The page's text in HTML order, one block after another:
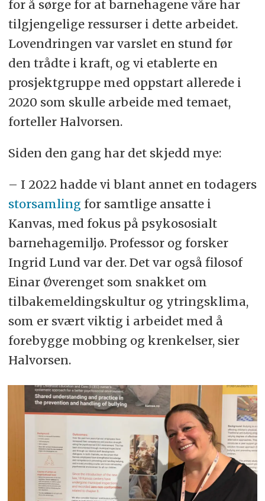
for å sørge for at barnehagene våre har
tilgjengelige ressurser i dette arbeidet.
Lovendringen var varslet en stund før
den trådte i kraft, og vi etablerte en
prosjektgruppe med oppstart allerede i
2020 som skulle arbeide med temaet,
forteller Halvorsen.
Siden den gang har det skjedd mye:
– I 2022 hadde vi blant annet en todagers
storsamling for samtlige ansatte i
Kanvas, med fokus på psykososialt
barnehagemiljø. Professor og forsker
Ingrid Lund var der. Det var også filosof
Einar Øverenget som snakket om
tilbakemeldingskultur og ytringsklima,
som er svært viktig i arbeidet med å
forebygge mobbing og krenkelser, sier
Halvorsen.